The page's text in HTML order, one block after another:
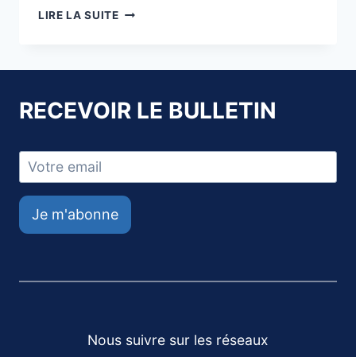
LIRE LA SUITEPÉLERINAGES
RECEVOIR LE BULLETIN
Je m'abonne
Nous suivre sur les réseaux